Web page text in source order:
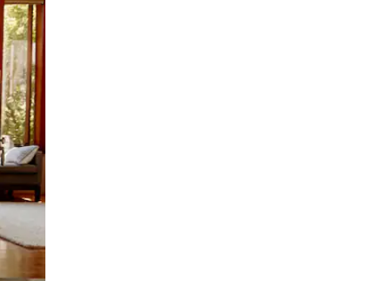
kidole kwenye ishara.